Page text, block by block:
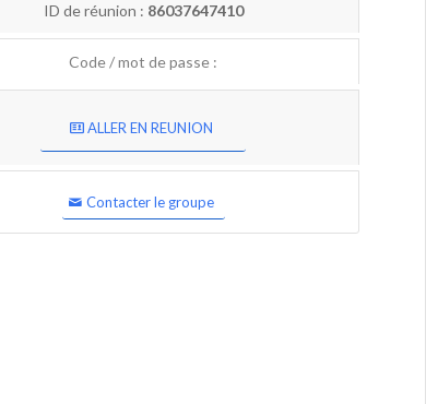
ID de réunion : 86037647410
Code / mot de passe :
ALLER EN REUNION
Contacter le groupe